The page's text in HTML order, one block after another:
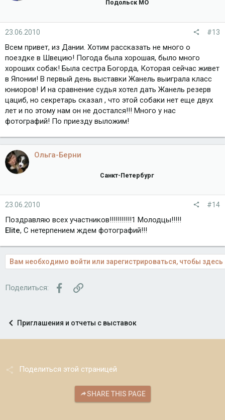
Подольск МО
23.06.2010 #13
Всем привет, из Дании. Хотим рассказать не много о
поездке в Швецию! Погода была хорошая, было много
хороших собак! Была сестра Богорда, Которая сейчас живет
в Японии! В первый день выставки Жанель выиграла класс
юниоров! И на сравнение судья хотел дать Жанель резерв
цациб, но секретарь сказал , что этой собаки нет еще двух
лет и по этому нам он не достался!!! Много у нас
фотографий! По приезду выложим!
Ольга-Берни
Санкт-Петербург
23.06.2010 #14
Поздравляю всех участников!!!!!!!!!!!1 Молодцы!!!!!
Elite, С нетерпением ждем фотографий!!!
Вам необходимо войти или зарегистрироваться, чтобы здесь
Поделиться: FacebookСсылка
Приглашения и отчеты с выставок
Поделиться этой страницей
SHARE THIS PAGE